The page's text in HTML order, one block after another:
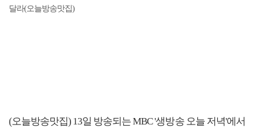
달라(오늘방송맛집)
(오늘방송맛집) 13일 방송되는 MBC '생방송 오늘 저녁'에서